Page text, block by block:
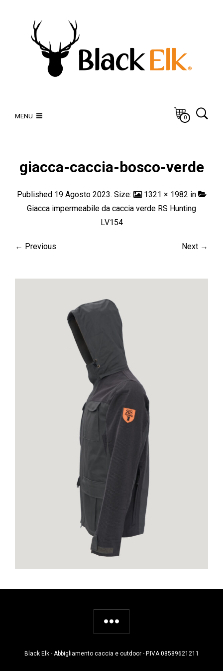
MENU 0
giacca-caccia-bosco-verde
Published 19 Agosto 2023. Size: 1321 × 1982 in
Giacca impermeabile da caccia verde RS Hunting
LV154
← Previous Next →
Black Elk - Abbigliamento caccia e outdoor - P.IVA 08589621211